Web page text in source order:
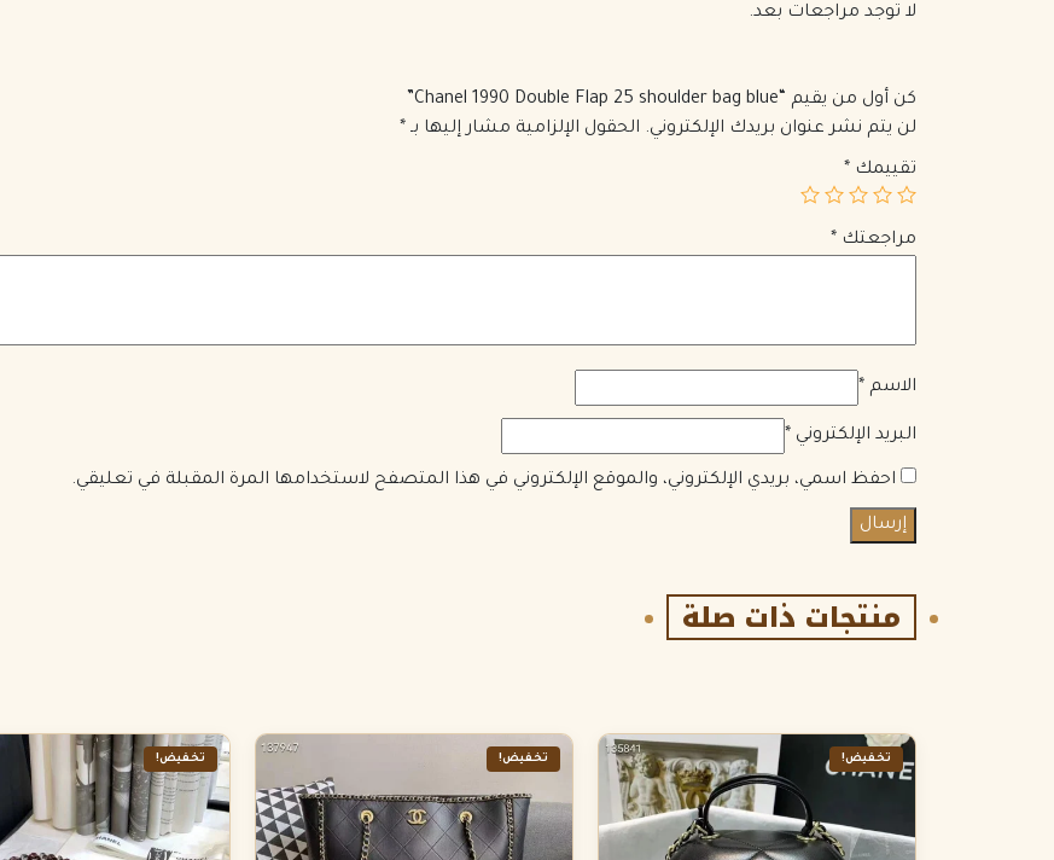
لا توجد مراجعات بعد.
كن أول من يقيم “Chanel 1990 Double Flap 25 shoulder bag blue”
لن يتم نشر عنوان بريدك الإلكتروني. الحقول الإلزامية مشار إليها بـ *
تقييمك *
مراجعتك *
الاسم *
البريد الإلكتروني *
احفظ اسمي، بريدي الإلكتروني، والموقع الإلكتروني في هذا المتصفح لاستخدامها المرة المقبلة في تعليقي.
منتجات ذات صلة
تخفيض! تخفيض! تخفيض!